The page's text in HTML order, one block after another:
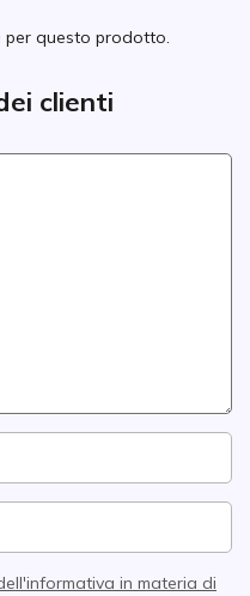
per questo prodotto.
clienti
in materia di